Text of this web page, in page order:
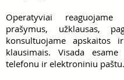
Operatyviai
prašymus, užklausas,
konsultuojame apskaitos
klausimais. Visada esame
telefonu ir elektroniniu paštu.